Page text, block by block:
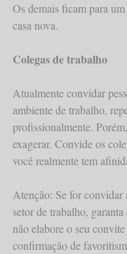
Os demais ficam para
casa nova.
Colegas de trabalho
Atualmente convidar
ambiente de trabalho,
profissionalmente.
exagerar. Convide os
você realmente tem
Atenção: Se for convidar
setor de trabalho, garanta
não elabore o seu
confirmação de